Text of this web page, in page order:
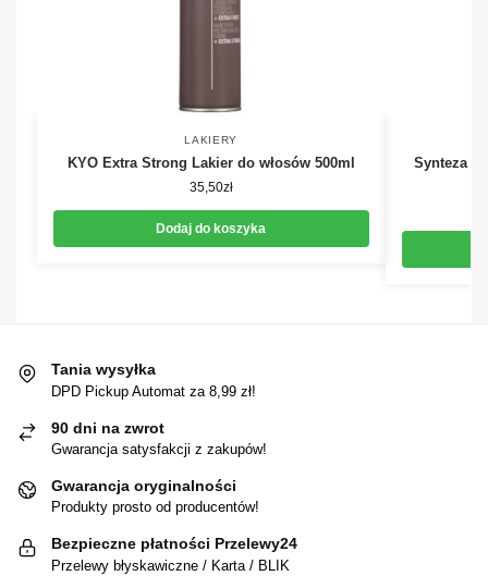
LAKIERY
KYO Extra Strong Lakier do włosów 500ml
35,50zł
Dodaj do koszyka
Synteza
Tania wysyłka
DPD Pickup Automat za 8,99 zł!
90 dni na zwrot
Gwarancja satysfakcji z zakupów!
Gwarancja oryginalności
Produkty prosto od producentów!
Bezpieczne płatności Przelewy24
Przelewy błyskawiczne / Karta / BLIK